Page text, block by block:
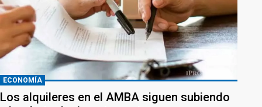
ECONOMÍA
Los alquileres en el AMBA siguen subiendo